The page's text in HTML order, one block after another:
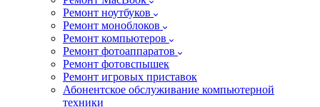
Ремонт ноутбуков
Ремонт моноблоков
Ремонт компьютеров
Ремонт фотоаппаратов
Ремонт фотовспышек
Ремонт игровых приставок
Абонентское обслуживание компьютерной
техники